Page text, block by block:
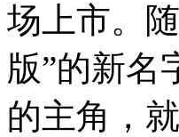
场上市。
版”的新名
的主角，